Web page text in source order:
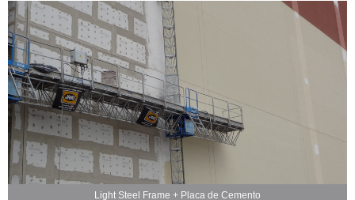
Light Steel Frame + Placa de Cemento